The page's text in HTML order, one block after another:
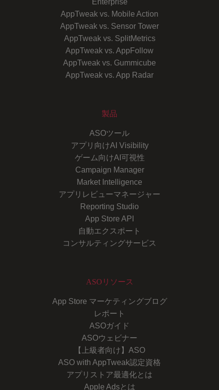
Enterprise
AppTweak vs. Mobile Action
AppTweak vs. Sensor Tower
AppTweak vs. SplitMetrics
AppTweak vs. AppFollow
AppTweak vs. Gummicube
AppTweak vs. App Radar
製品
ASOツール
アプリ向けAI Visibility
ゲーム向けAI可視性
Campaign Manager
Market Intelligence
アプリレビューマネージャー
Reporting Studio
App Store API
自動エクスポート
コンサルティングサービス
ASOリソース
App Store マーケティングブログ
レポート
ASOガイド
ASOウェビナー
【上級者向け】ASO
ASO with AppTweak認定資格
アプリストア最適化とは
Apple Adsとは